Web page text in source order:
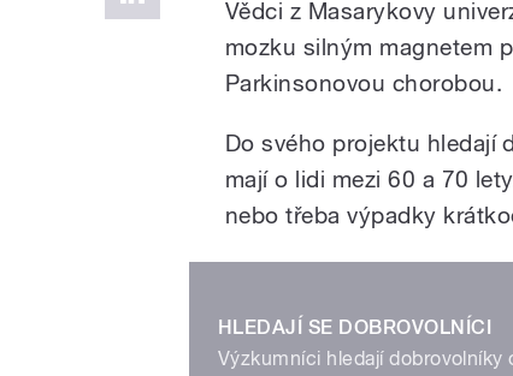
Vědci z Masarykovy
mozku silným magnetem
Parkinsonovou chorobou.
Do svého projektu hledají
mají o lidi mezi 60 a 70
nebo třeba výpadky
HLEDAJÍ SE DOBROVOLNÍCI
Výzkumníci hledají dobrovolníky